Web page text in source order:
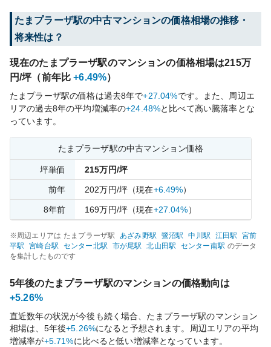
たまプラーザ駅の中古マンションの価格相場の推移・
将来性は？
現在のたまプラーザ駅のマンションの価格相場は215万
円/坪（前年比 +6.49%）
たまプラーザ駅の価格は過去8年で+27.04%です。
また、周辺エ
リアの過去8年の平均増減率の+24.48%と比べて高い騰落率とな
っています。
たまプラーザ駅の中古マンション価格
坪単価 215万円/坪
前年 202万円/坪 （現在+6.49%）
8年前 169万円/坪 （現在+27.04%）
※周辺エリアは たまプラーザ駅 あざみ野駅 鷺沼駅 中川駅 江田駅
宮前
平駅 宮崎台駅 センター北駅 市が尾駅 北山田駅 センター南駅 のデータ
を集計したものです
5年後のたまプラーザ駅のマンションの価格動向は
+5.26%
直近数年の状況が今後も続く場合、 たまプラーザ駅のマンション
相場は、5年後+5.26%になると予想されます。周辺エリアの平均
増減率が+5.71%に比べると低い増減率となっています。